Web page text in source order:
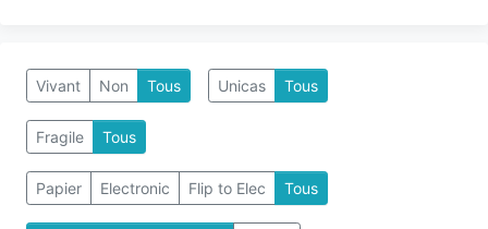
Vivant Non Tous Unicas Tous
Fragile Tous
Papier Electronic Flip to Elec Tous